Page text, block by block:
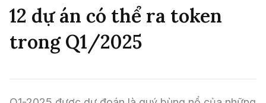
Tin Tức Bitcoin
Tin Tức Altcoin
Tin Tức Thị Trường
ATM Analytics
Phân Tích Bitcoin
Phân Tích Ethereum
Kiến Thức
Thuật Ngữ Cơ Bản
12 dự án có thể ra token
trong Q1/2025